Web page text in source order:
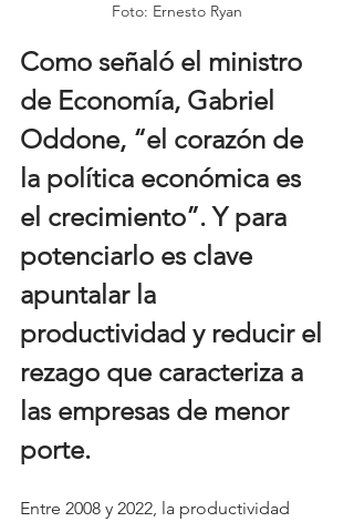
Foto: Ernesto Ryan
Como señaló el ministro
de Economía, Gabriel
Oddone, “el corazón de
la política económica es
el crecimiento”. Y para
potenciarlo es clave
apuntalar la
productividad y reducir el
rezago que caracteriza a
las empresas de menor
porte.
Entre 2008 y 2022, la productividad